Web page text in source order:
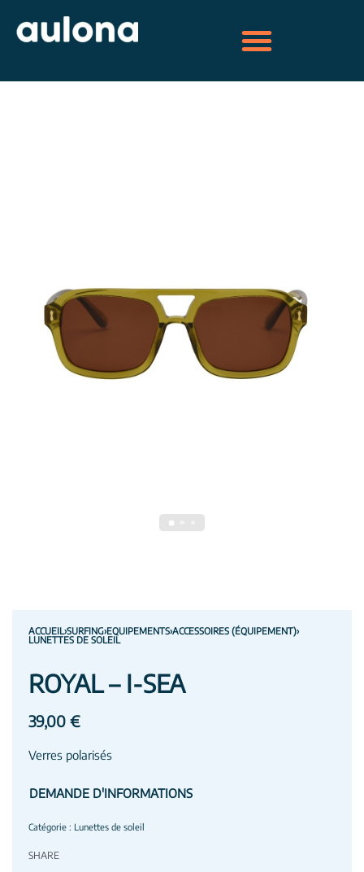
ACCUEIL›SURFING›EQUIPEMENTS›ACCESSOIRES (ÉQUIPEMENT)›
LUNETTES DE SOLEIL
ROYAL – I-SEA
39,00 €
Verres polarisés
DEMANDE D'INFORMATIONS
Catégorie : Lunettes de soleil
SHARE